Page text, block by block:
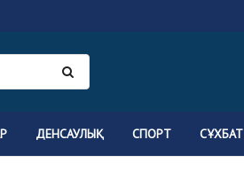
ДЕНСАУЛЫҚ СПОРТ СҰХБАТ